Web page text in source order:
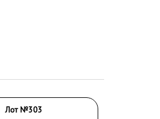
Лот №303